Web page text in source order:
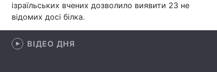
ізраїльських вчених дозволило виявити 23 не
відомих досі білка.
ВІДЕО ДНЯ